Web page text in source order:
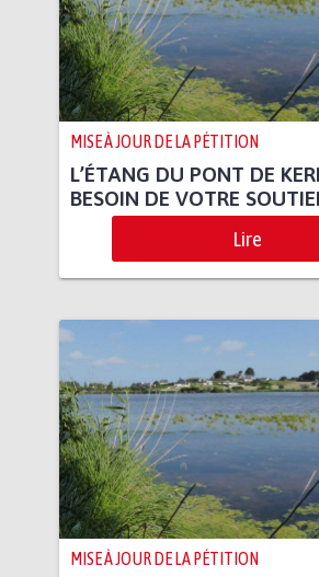
MISE À JOUR DE LA PÉTITION
L’ÉTANG DU PONT DE
BESOIN DE VOTRE
Lire
MISE À JOUR DE LA PÉTITION